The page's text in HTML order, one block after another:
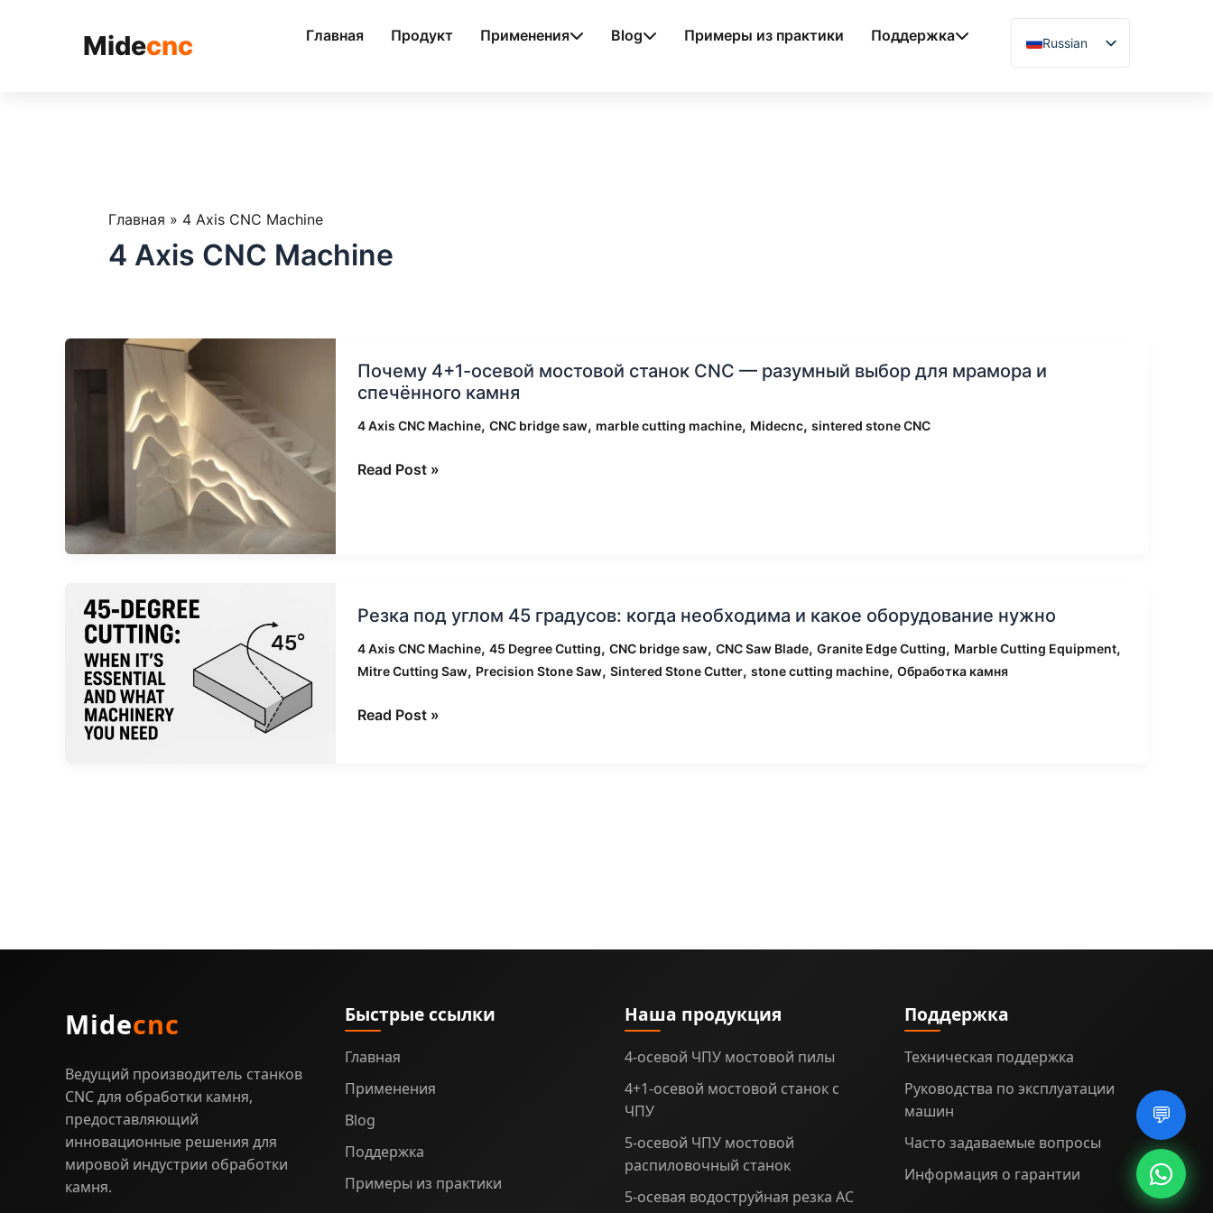
Midecnc Главная Продукт Применения Blog Примеры из практики Поддержка
Russian
English
Hindi
💬
Главная » 4 Axis CNC Machine
4 Axis CNC Machine
Почему 4+1-осевой мостовой станок CNC — разумный выбор для мрамора и
спечённого камня
4 Axis CNC Machine, CNC bridge saw, marble cutting machine, Midecnc, sintered stone CNC
4+1-
осевой
мостовой
CNC
спечённого
камня
Read Post »
Резка под углом 45 градусов: когда необходима и какое оборудование нужно
4 Axis CNC Machine, 45 Degree Cutting, CNC bridge saw, CNC Saw Blade, Granite Edge Cutting, Marble Cutting Equipment,
Mitre Cutting Saw, Precision Stone Saw, Sintered Stone Cutter, stone cutting machine, Обработка камня
под
когда
Read Post »
Midecnc
Ведущий производитель станков
CNC для обработки камня,
предоставляющий
инновационные решения для
мировой индустрии обработки
камня.
Быстрые ссылки
Главная
Применения
Blog
Поддержка
Примеры из практики
Наша продукция
4-осевой ЧПУ мостовой пилы
4+1-осевой мостовой станок с
ЧПУ
5-осевой ЧПУ мостовой
распиловочный станок
5-осевая водоструйная резка AC
Поддержка
Техническая поддержка
Руководства по эксплуатации
машин
Часто задаваемые вопросы
Информация о гарантии